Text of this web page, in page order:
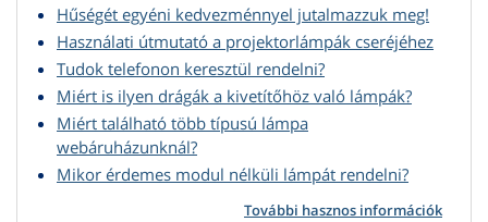
Hűségét egyéni kedvezménnyel jutalmazzuk meg!
Használati útmutató a projektorlámpák cseréjéhez
Tudok telefonon keresztül rendelni?
Miért is ilyen drágák a kivetítőhöz való lámpák?
Miért található több típusú lámpa
webáruházunknál?
Mikor érdemes modul nélküli lámpát rendelni?
További hasznos információk